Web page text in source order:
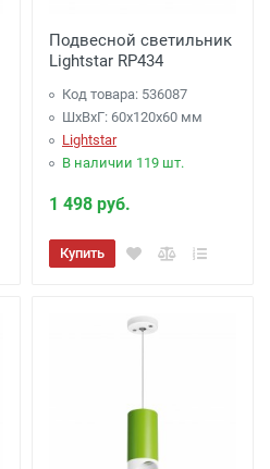
Подвесной светильник
Lightstar RP434
Код товара: 536087
ШхВхГ: 60x120x60 мм
Lightstar
В наличии 119 шт.
1 498 руб.
Купить